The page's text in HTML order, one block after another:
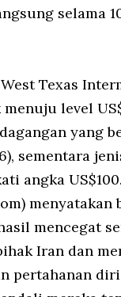
selama
West Texas
level
yang
sementara
angka
menyatakan
mencegat
Iran dan
pertahanan